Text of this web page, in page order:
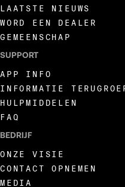
LAATSTE NIEUWS
WORD EEN DEALER
GEMEENSCHAP
SUPPORT
APP INFO
INFORMATIE
HULPMIDDELEN
FAQ
BEDRIJF
ONZE VISIE
CONTACT OPNEMEN
MEDIA